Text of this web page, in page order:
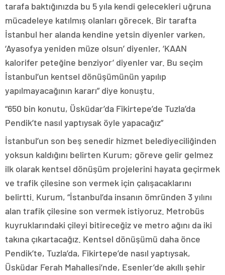
tarafa baktığınızda bu 5 yıla kendi gelecekleri uğruna
mücadeleye katılmış olanları görecek. Bir tarafta
İstanbul her alanda kendine yetsin diyenler varken,
‘Ayasofya yeniden müze olsun’ diyenler, ‘KAAN
kalorifer peteğine benziyor’ diyenler var. Bu seçim
İstanbul’un kentsel dönüşümünün yapılıp
yapılmayacağının kararı” diye konuştu.
“650 bin konutu, Üsküdar’da Fikirtepe’de Tuzla’da
Pendik’te nasıl yaptıysak öyle yapacağız”
İstanbul’un son beş senedir hizmet belediyeciliğinden
yoksun kaldığını belirten Kurum; göreve gelir gelmez
ilk olarak kentsel dönüşüm projelerini hayata geçirmek
ve trafik çilesine son vermek için çalışacaklarını
belirtti. Kurum, “İstanbul’da insanın ömründen 3 yılını
alan trafik çilesine son vermek istiyoruz. Metrobüs
kuyruklarındaki çileyi bitireceğiz ve metro ağını da iki
takına çıkartacağız. Kentsel dönüşümü daha önce
Pendik’te, Tuzla’da, Fikirtepe’de nasıl yaptıysak,
Üsküdar Ferah Mahallesi’nde, Esenler’de akıllı şehir